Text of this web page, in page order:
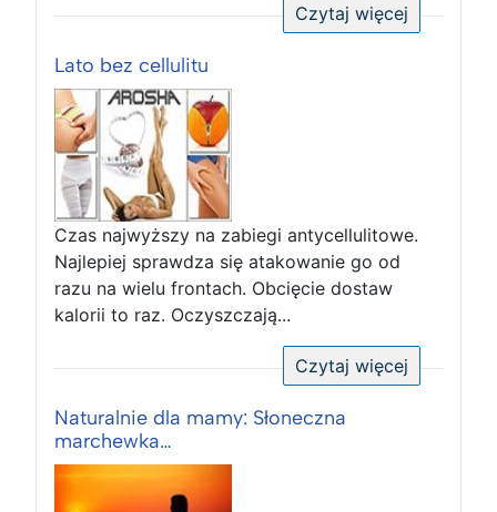
Czytaj więcej
Lato bez cellulitu
Czas najwyższy na zabiegi antycellulitowe.
Najlepiej sprawdza się atakowanie go od
razu na wielu frontach. Obcięcie dostaw
kalorii to raz. Oczyszczają...
Czytaj więcej
Naturalnie dla mamy: Słoneczna
marchewka…